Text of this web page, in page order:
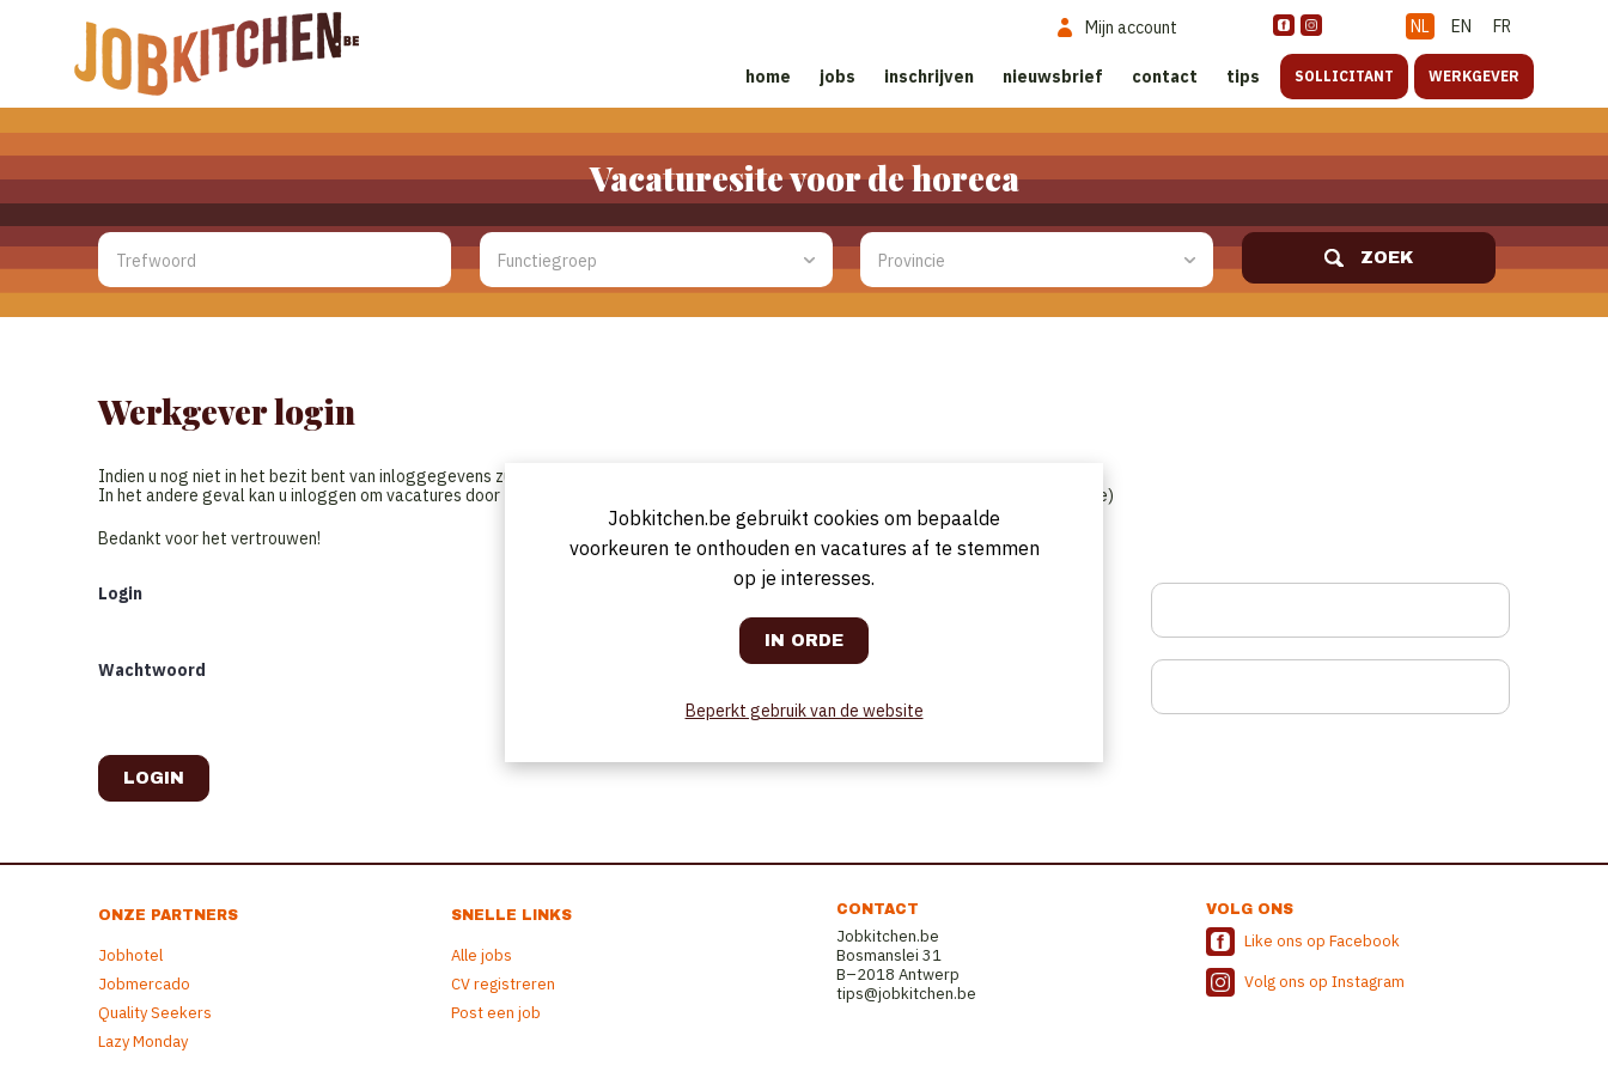
NL EN FR
Mijn account
home jobs inschrijven nieuwsbrief contact tips SOLLICITANT WERKGEVER
Vacaturesite voor de horeca
ZOEK
Werkgever login
Indien u nog niet in het bezit bent van inloggegevens zullen deze u binnen de 24 uur worden doorgemaild.
In het andere geval kan u inloggen om vacatures door te geven, maar
of er voldoende credits zijn (20 credits per vacature)
Bedankt voor het vertrouwen!
Login
Wachtwoord
ONZE PARTNERS
Jobhotel
Jobmercado
Quality Seekers
Lazy Monday
SNELLE LINKS
Alle jobs
CV registreren
Post een job
CONTACT
Jobkitchen.be
Bosmanslei 31
B–2018 Antwerp
tips@jobkitchen.be
VOLG ONS
Like ons op Facebook
Volg ons op Instagram
Jobkitchen.be gebruikt cookies om bepaalde
voorkeuren te onthouden en vacatures af te stemmen
op je interesses.
Beperkt gebruik van de website